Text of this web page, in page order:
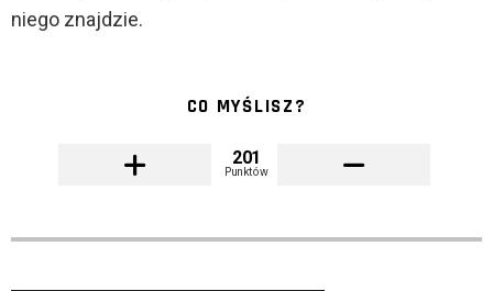
niego znajdzie.
CO MYŚLISZ?
201
Punktów